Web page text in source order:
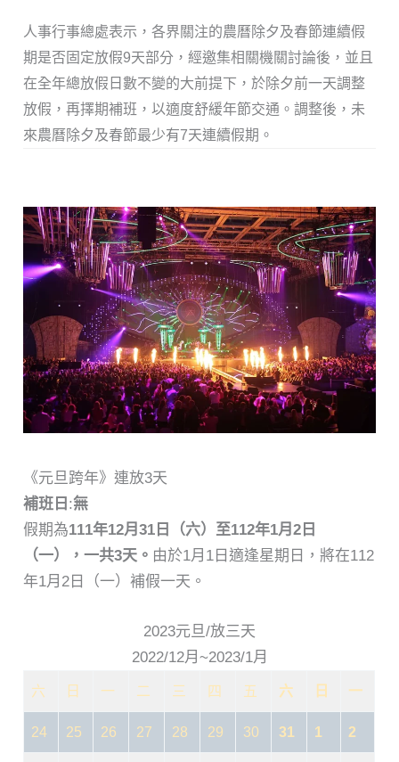
人事行事總處表示，各界關注的農曆除夕及春節連續假
期是否固定放假9天部分，經邀集相關機關討論後，並且
在全年總放假日數不變的大前提下，於除夕前一天調整
放假，再擇期補班，以適度舒緩年節交通。調整後，未
來農曆除夕及春節最少有7天連續假期。
《元旦跨年》連放3天
補班日 :無
假期為111年12月31日（六）至112年1月2日
（一），一共3天。 由於1月1日適逢星期日，將在112
年1月2日（一）補假一天。
2023元旦/放三天
2022/12月~2023/1月
六 日 一 二 三 四 五 六 日 一
24 25 26 27 28 29 30 31 1 2